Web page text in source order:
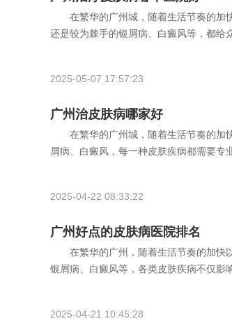
在繁华的广州城，随着生活节奏的加快
还是较为棘手的银屑病、白癜风等，都给
2025-05-07 17:57:23
广州治皮肤病哪家好
在繁华的广州城，随着生活节奏的加快
屑病、白癜风，每一种皮肤疾病都需要专
2025-04-22 08:33:22
广州好点的皮肤病医院排名
在繁华的广州，随着生活节奏的加快以
银屑病、白癜风等，各类皮肤疾病不仅影
2025-04-21 10:45:28